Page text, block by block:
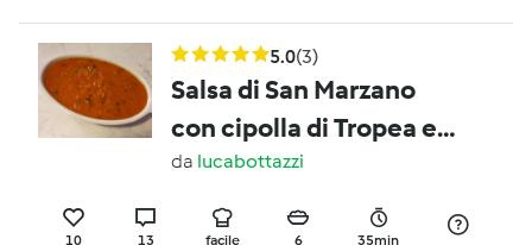
5.0(3)
Salsa di San Marzano
con cipolla di Tropea e
basilico
da lucabottazzi
10 13 facile 6 35min